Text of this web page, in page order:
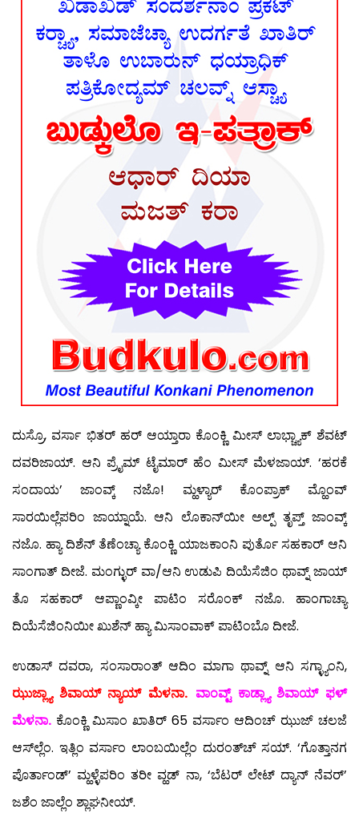
ದುಸ್ರೊ, ವರ್ಸಾ ಭಿತರ್ ಹರ್ ಆಯ್ತಾರಾ ಕೊಂಕ್ಣಿ ಮೀಸ್ ಲಾಭ್ಚ್ಯಾಕ್ ಶೆವಟ್
ದವರಿಜಾಯ್. ಆನಿ ಪ್ರೈಮ್ ಟೈಮಾರ್ ಹೆಂ ಮೀಸ್ ಮೆಳಜಾಯ್. ‘ಹರಕೆ
ಸಂದಾಯ’ ಜಾಂವ್ಕ್ ನಜೊ! ಮ್ಹಳ್ಯಾರ್ ಕೊಂಪ್ರಾಕ್ ಮ್ಹೊಂವ್
ಸಾರಯಿಲ್ಲೆಪರಿಂ ಜಾಯ್ನಾಯೆ. ಆನಿ ಲೊಕಾನ್‍ಯೀ ಅಲ್ಪ್ ತೃಪ್ತ್ ಜಾಂವ್ಕ್
ನಜೊ. ಹ್ಯಾ ದಿಶೆನ್ ತೆಣೆಂಚ್ಯಾ ಕೊಂಕ್ಣಿ ಯಾಜಕಾಂನಿ ಪುರ್ತೊ ಸಹಕಾರ್ ಆನಿ
ಸಾಂಗಾತ್ ದೀಜೆ. ಮಂಗ್ಳುರ್ ವಾ/ಆನಿ ಉಡುಪಿ ದಿಯೆಸೆಜಿಂ ಥಾವ್ನ್ ಜಾಯ್
ತೊ ಸಹಕಾರ್ ಆಪ್ಣಾಂವ್ಕೀ ಪಾಟಿಂ ಸರೊಂಕ್ ನಜೊ. ಹಾಂಗಾಚ್ಯಾ
ದಿಯೆಸೆಜಿಂನಿಯೀ ಖುಶೆನ್ ಹ್ಯಾ ಮಿಸಾಂವಾಕ್ ಪಾಟಿಂಬೊ ದೀಜೆ.
ಉಡಾಸ್ ದವರಾ, ಸಂಸಾರಾಂತ್ ಆದಿಂ ಮಾಗಾ ಥಾವ್ನ್ ಆನಿ ಸಗ್ಳ್ಯಾಂನಿ,
ಝುಜ್ಲ್ಯಾ ಶಿವಾಯ್ ನ್ಯಾಯ್ ಮೆಳನಾ. ವಾಂವ್ಟ್ ಕಾಡ್ಲ್ಯಾ ಶಿವಾಯ್ ಫಳ್
ಮೆಳನಾ. ಕೊಂಕ್ಣಿ ಮಿಸಾಂ ಖಾತಿರ್ 65 ವರ್ಸಾಂ ಆದಿಂಚ್ ಝುಜ್ ಚಲಜೆ
ಆಸ್‍ಲ್ಲೆಂ. ಇತ್ಲಿಂ ವರ್ಸಾಂ ಲಾಂಬಯಿಲ್ಲೆಂ ದುರಂತ್‍ಚ್ ಸಯ್. ‘ಗೊತ್ತಾನಗ
ಪೊರ್ತಾಂಡ್’ ಮ್ಹಳ್ಳೆಪರಿಂ ತರೀ ವ್ಹಡ್ ನಾ, ‘ಬೆಟರ್ ಲೇಟ್ ದ್ಯಾನ್ ನೆವರ್’
ಜಶೆಂ ಜಾಲ್ಲೆಂ ಶ್ಲಾಘನೀಯ್.